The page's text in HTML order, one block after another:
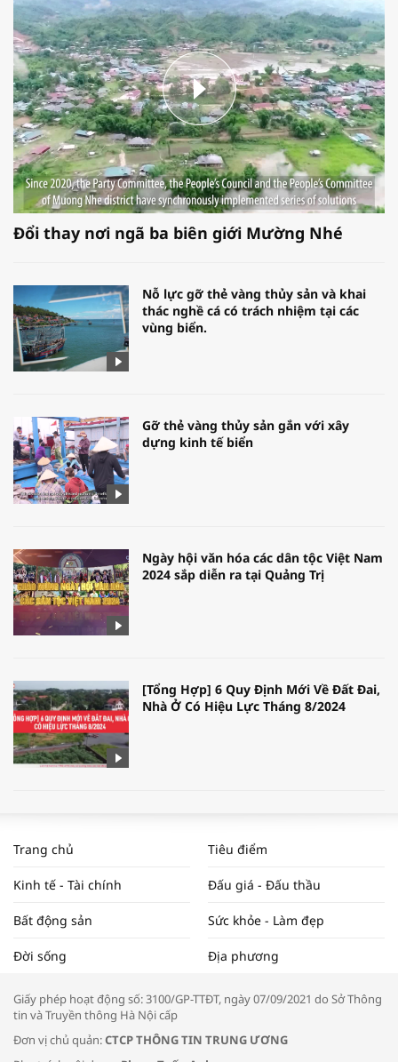
Đổi thay nơi ngã ba biên giới Mường Nhé
Nỗ lực gỡ thẻ vàng thủy sản và khai
thác nghề cá có trách nhiệm tại các
vùng biển.
Gỡ thẻ vàng thủy sản gắn với xây
dựng kinh tế biển
Ngày hội văn hóa các dân tộc Việt Nam
2024 sắp diễn ra tại Quảng Trị
[Tổng Hợp] 6 Quy Định Mới Về Đất Đai,
Nhà Ở Có Hiệu Lực Tháng 8/2024
NAM NĂM 2024 VÀ NĂM 2025 | NHỊP
ĐẬP THỊ TRƯỜNG #62
Tọa đàm “Xúc tiến thương mại: Khơi
Trang chủ Tiêu điểm
Kinh tế - Tài chính Đấu giá - Đấu thầu
Bất động sản Sức khỏe - Làm đẹp
Đời sống Địa phương
Giấy phép hoạt động số: 3100/GP-TTĐT, ngày 07/09/2021 do Sở Thông
tin và Truyền thông Hà Nội cấp
Đơn vị chủ quản:CTCP THÔNG TIN TRUNG ƯƠNG